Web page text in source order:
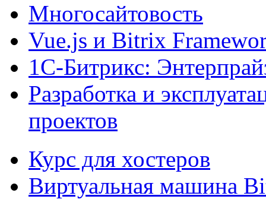
Многосайтовость
Vue.js и Bitrix
1С-Битрикс:
Разработка и
проектов
Курс для хостеров
Виртуальная машина